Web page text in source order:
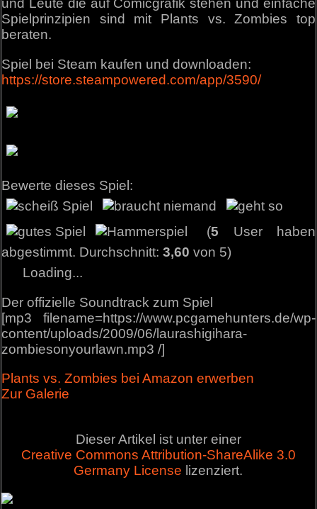
und Leute die auf Comicgrafik stehen und einfache
Spielprinzipien sind mit Plants vs. Zombies top
beraten.
Spiel bei Steam kaufen und downloaden:
https://store.steampowered.com/app/3590/
Bewerte dieses Spiel:
(5 User haben
abgestimmt. Durchschnitt:3,60 von 5)
Loading...
Der offizielle Soundtrack zum Spiel
[mp3 filename=https://www.pcgamehunters.de/wp-
content/uploads/2009/06/laurashigihara-
zombiesonyourlawn.mp3 /]
Plants vs. Zombies bei Amazon erwerben
Zur Galerie
Dieser Artikel ist unter einer
Creative Commons Attribution-ShareAlike 3.0
Germany License lizenziert.